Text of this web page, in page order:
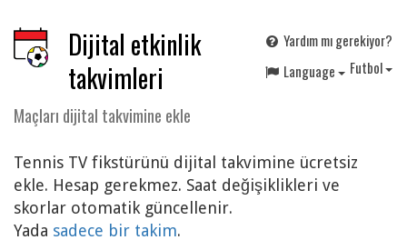
Dijital etkinlik
takvimleri
Maçları dijital takvimine ekle
Yardım mı gerekiyor?
Futbol
Language
Tennis TV fikstürünü dijital takvimine ücretsiz
ekle. Hesap gerekmez. Saat değişiklikleri ve
skorlar otomatik güncellenir.
Yada sadece bir takim.